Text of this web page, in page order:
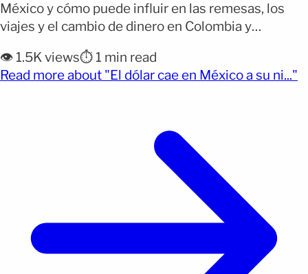
México y cómo puede influir en las remesas, los
viajes y el cambio de dinero en Colombia y
México, Colombia y República Dominicana. México
registró la baja más importante de la jornada. Por
👁️ 1.5K views⏱️ 1 min read
Read more about "El dólar cae en México a su ni..."